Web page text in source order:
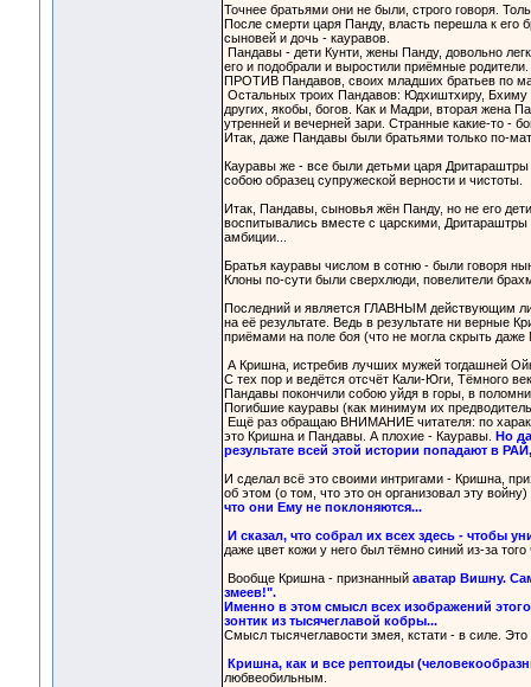
Точнее братьями они не были, строго говоря.
После смерти царя Панду, власть перешла к
сыновей и дочь - кауравов.
Пандавы - дети Кунти, жены Панду, довольно
его и подобрали и выростили приёмные
ПРОТИВ Пандавов, своих младших братьев по
Остальных троих Пандавов: Юдхиштхиру, Бхиму
других, якобы, богов. Как и Мадри, вторая жена
утренней и вечерней зари. Странные какие-то -
Итак, даже Пандавы были братьями только по-
Кауравы же - все были детьми царя Дритараштры
собою образец супружеской верности и чистоты.
Итак, Пандавы, сыновья жён Панду, но не его
воспитывались вместе с царскими, Дритараштры
амбиции...
Братья кауравы числом в сотню - были говоря
Клоны по-сути были сверхлюди, повелители
Последний и является ГЛАВНЫМ действующим
на её результате. Ведь в результате ни верные
приёмами на поле боя (что не могла скрыть
А Кришна, истребив лучших мужей тогдашней
С тех пор и ведётся отсчёт Кали-Юги, Тёмного
Пандавы покончили собою уйдя в горы, в
Погибшие кауравы (как минимум их
Ещё раз обращаю ВНИМАНИЕ читателя: по
это Кришна и Пандавы. А плохие - Кауравы.
Но
результате всей этой истории попадают в
И сделал всё это своими интригами - Кришна,
об этом (о том, что это он организовал эту войну)
что они Ему не поклоняются...
И сказал, что собрал их всех здесь - чтобы
даже цвет кожи у него был тёмно синий из-за
Вообще Кришна - признанный аватар Вишну.
змеев!".
Именно в этом смысл всех изображений
зонтик из тысячеглавой кобры...
Смысл тысячеглавости змея, кстати - в силе.
Кришна, как и все рептоиды
любвеобильным.